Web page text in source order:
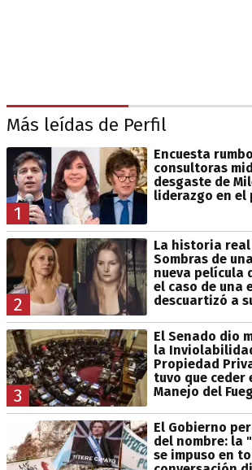
Más leídas de Perfil
1
Encuesta
consultoras
desgaste de
liderazgo en el
2
La historia real
Sombras de
nueva película
el caso de una
descuartizó a
3
El Senado dio
la
Propiedad
tuvo que ceder
Manejo del
El Gobierno
del nombre: la
se impuso en